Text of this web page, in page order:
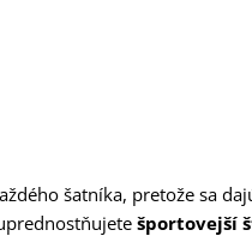
šatníka, pretože sa
športovejší